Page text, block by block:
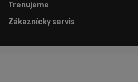
Trenujeme
Zákaznícky servis